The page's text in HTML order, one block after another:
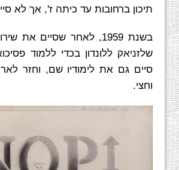
תיכון ברחובות עד כיתה ז', אך לא
בשנת 1959, לאחר שסיים את
שלזניאק ללונדון בכדי ללמוד
סיים גם את לימודיו שם, וחזר
וחצי.